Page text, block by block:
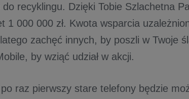
do recyklingu. Dzięki Tobie Szlachetna
1 000 000 zł. Kwota wsparcia
zachęć innych, by poszli w Twoje
by wziąć udział w akcji.
raz pierwszy stare telefony będzie